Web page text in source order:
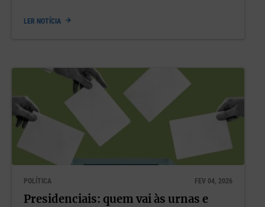
LER NOTÍCIA
POLÍTICA FEV 04, 2026
Presidenciais: quem vai às urnas e